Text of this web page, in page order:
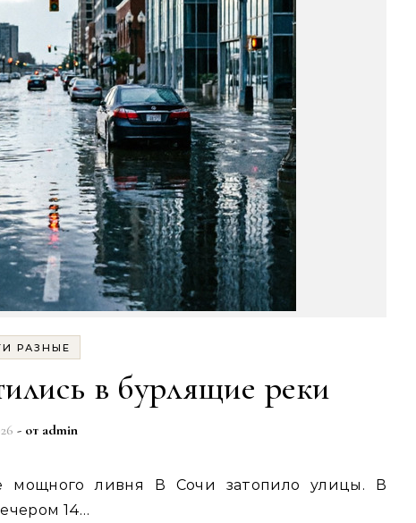
РАЗНЫЕ
в бурлящие реки
- от admin
14…